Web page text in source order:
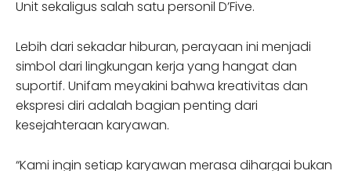
Unit sekaligus salah satu personil D’Five.
Lebih dari sekadar hiburan, perayaan ini menjadi
simbol dari lingkungan kerja yang hangat dan
suportif. Unifam meyakini bahwa kreativitas dan
ekspresi diri adalah bagian penting dari
kesejahteraan karyawan.
“Kami ingin setiap karyawan merasa dihargai bukan